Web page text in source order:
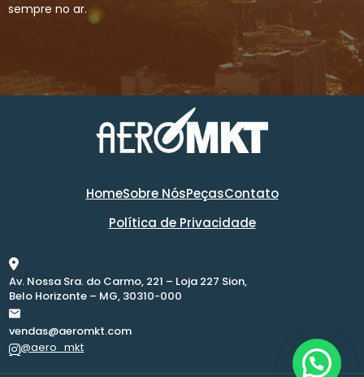
sempre no ar.
HomeSobre NósPeçasContato
Política de Privacidade
Av. Nossa Sra. do Carmo, 221 – Loja 227 Sion,
Belo Horizonte – MG, 30310-000
vendas@aeromkt.com
@aero_mkt